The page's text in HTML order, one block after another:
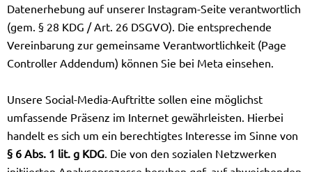
Datenerhebung auf unserer Instagram-Seite verantwortlich
(gem. § 28 KDG / Art. 26 DSGVO). Die entsprechende
Vereinbarung zur gemeinsame Verantwortlichkeit (Page
Controller Addendum) können Sie bei Meta einsehen.
Unsere Social-Media-Auftritte sollen eine möglichst
umfassende Präsenz im Internet gewährleisten. Hierbei
handelt es sich um ein berechtigtes Interesse im Sinne von
§ 6 Abs. 1 lit. g KDG . Die von den sozialen Netzwerken